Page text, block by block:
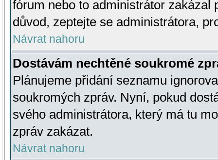
fórum nebo to administrátor zakázal
důvod, zeptejte se administrátora,
Návrat nahoru
Dostávám nechtěné soukromé
Plánujeme přidání seznamu
soukromých zpráv. Nyní, pokud
svého administrátora, který má tu
zpráv zakázat.
Návrat nahoru